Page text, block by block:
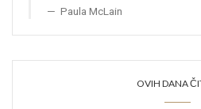
Paula McLain
OVIH DANA